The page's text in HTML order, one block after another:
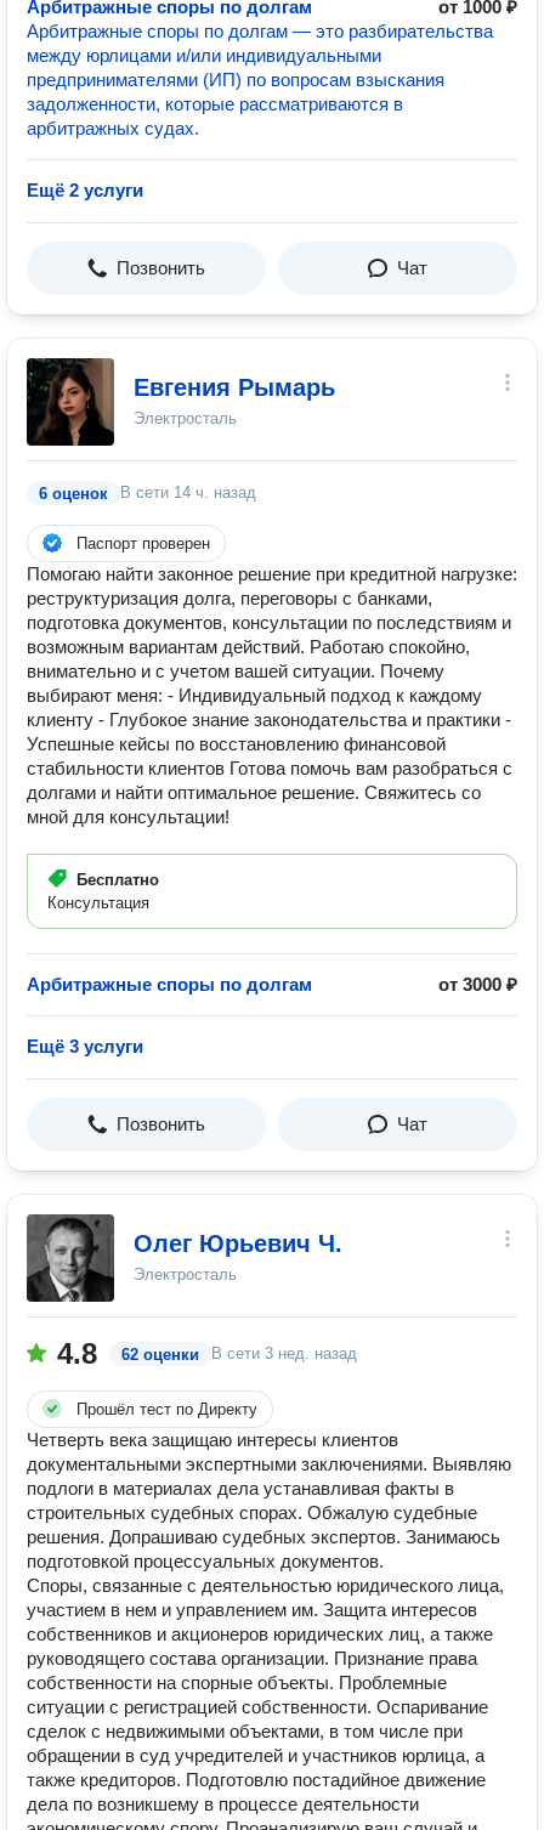
Арбитражные споры по долгам
от 1000 ₽
Арбитражные споры по долгам — это разбирательства
между юрлицами и/или индивидуальными
предпринимателями (ИП) по вопросам взыскания
задолженности, которые рассматриваются в
арбитражных судах.
Ещё 2 услуги
Позвонить Чат
Евгения Рымарь
Электросталь
6 оценок В сети 14 ч. назад
Паспорт проверен
Помогаю найти законное решение при кредитной нагрузке:
реструктуризация долга, переговоры с банками,
подготовка документов, консультации по последствиям и
возможным вариантам действий. Работаю спокойно,
внимательно и с учетом вашей ситуации. Почему
выбирают меня: - Индивидуальный подход к каждому
клиенту - Глубокое знание законодательства и практики -
Успешные кейсы по восстановлению финансовой
стабильности клиентов Готова помочь вам разобраться с
долгами и найти оптимальное решение. Свяжитесь со
мной для консультации!
Бесплатно
Консультация
Арбитражные споры по долгам от 3000 ₽
Ещё 3 услуги
Позвонить Чат
Олег Юрьевич Ч.
Электросталь
4.8 62 оценки В сети 3 нед. назад
Прошёл тест по Директу
Четверть века защищаю интересы клиентов
документальными экспертными заключениями. Выявляю
подлоги в материалах дела устанавливая факты в
строительных судебных спорах. Обжалую судебные
решения. Допрашиваю судебных экспертов. Занимаюсь
подготовкой процессуальных документов.
Споры, связанные с деятельностью юридического лица,
участием в нем и управлением им. Защита интересов
собственников и акционеров юридических лиц, а также
руководящего состава организации. Признание права
собственности на спорные объекты. Проблемные
ситуации с регистрацией собственности. Оспаривание
сделок с недвижимыми объектами, в том числе при
обращении в суд учредителей и участников юрлица, а
также кредиторов. Подготовлю постадийное движение
дела по возникшему в процессе деятельности